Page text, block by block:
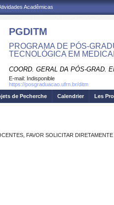
Acadêmicas
PGDITM
PROGRAMA DE PÓS-
TECNOLÓGICA EM
COORD. GERAL DA PÓS-GRAD.
E-mail: Indisponible
https://posgraduacao.ufrn.br/ditm
de Pecherche Calendrier Les
FAVOR SOLICITAR